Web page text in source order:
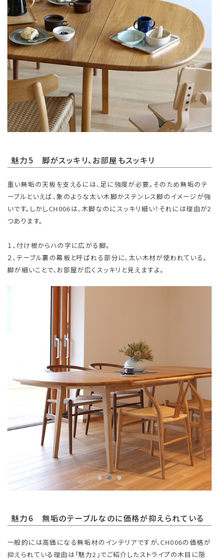
魅力5 脚がスッキリ、お部屋もスッキリ
重い無垢の天板を支えるには、足に強度が必要。そのため無垢のテ
ーブルといえば、象のような太い木脚かステンレス脚のイメージが強
いです。しかしCH006は、木脚なのにスッキリ細い！それには理由が2
つあります。
１、付け根からハの字に広がる脚。
２、テーブル裏の幕板と呼ばれる部分に、太い木材が使われている。
脚が細いことで、お部屋が広くスッキリと見えますよ。
魅力6 無垢のテーブルなのに価格が抑えられている
一般的には高価になる無垢材のインテリアですが、CH006の価格が
抑えられている理由は「魅力2」でご紹介したストライプの木目に隠